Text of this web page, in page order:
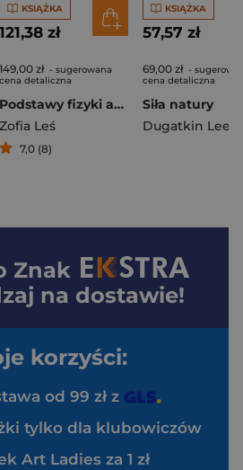
KSIĄŻKA
121,38 zł
149,00 zł - sugerowana
cena detaliczna
Podstawy fizyki atomu
Zofia Leś
7,0 (8)
KSIĄŻKA
57,57 zł
69,00 zł -
cena detaliczna
Siła natury
Dugatkin Lee
Znak
na dostawie!
korzyści:
od 99 zł z
tylko dla klubowiczów
Art Ladies za 1 zł